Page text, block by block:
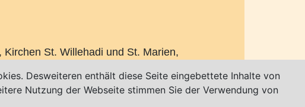
St. Willehadi und St. Marien,
osterholzscharmbeck
Desweiteren enthält diese Seite eingebettete Inhalte von
Nutzung der Webseite stimmen Sie der Verwendung von